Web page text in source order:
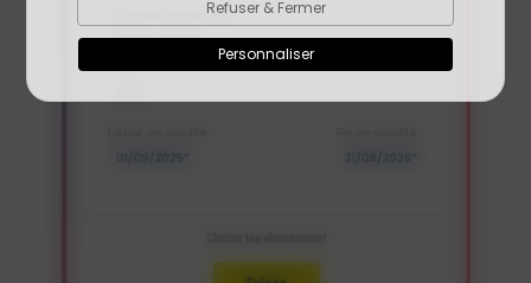
Refuser & Fermer
Personnaliser